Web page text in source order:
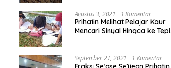
Agustus 3, 2021 1 Komentar
Prihatin Melihat Pelajar Kaur
Mencari Sinyal Hingga ke Tepi
Segera Bertindak
September 27, 2021 1 Komentar
Fraksi Se’ase Se’ijean Prihatin